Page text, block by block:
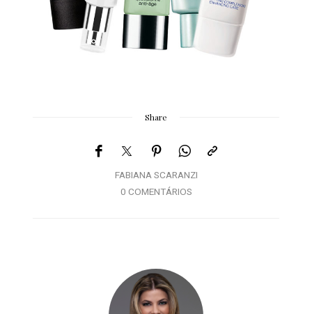
Share
FABIANA SCARANZI
0 COMENTÁRIOS